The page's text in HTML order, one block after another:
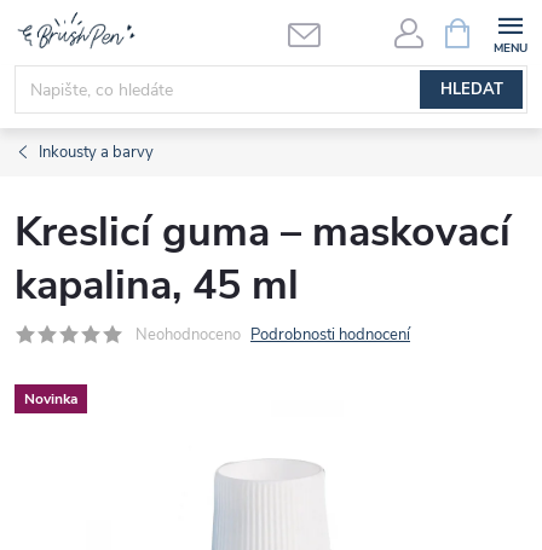
obsah
HLEDAT
NÁKUPNÍ
KOŠÍK
Inkousty a barvy
Kreslicí guma – maskovací
kapalina, 45 ml
Neohodnoceno Podrobnosti hodnocení
Novinka